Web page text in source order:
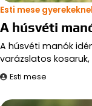
Esti mese
A húsvéti
A húsvéti manók
varázslatos
Esti mese